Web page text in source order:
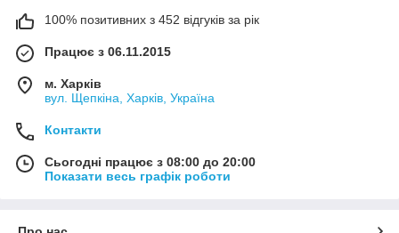
100% позитивних з 452 відгуків за рік
Працює з 06.11.2015
м. Харків
вул. Щепкіна, Харків, Україна
Контакти
Сьогодні працює з 08:00 до 20:00
Показати весь графік роботи